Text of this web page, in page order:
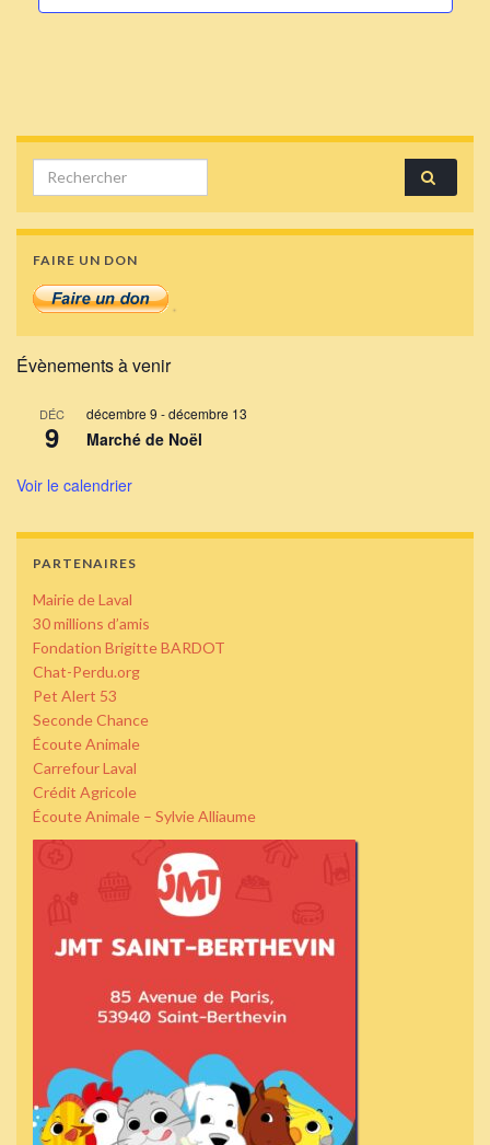
Search for:
FAIRE UN DON
Évènements à venir
DÉC
9
décembre 9 -décembre 13
Marché de Noël
Voir le calendrier
PARTENAIRES
Mairie de Laval
30 millions d’amis
Fondation Brigitte BARDOT
Chat-Perdu.org
Pet Alert 53
Seconde Chance
Écoute Animale
Carrefour Laval
Crédit Agricole
Écoute Animale – Sylvie Alliaume